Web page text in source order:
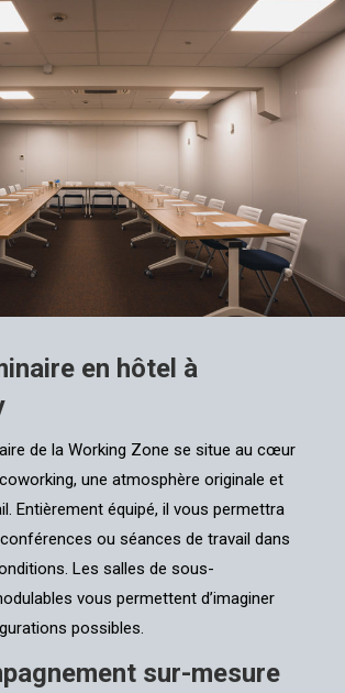
en hôtel à
de la Working Zone se situe au cœur
une atmosphère originale et
Entièrement équipé, il vous permettra
ou séances de travail dans
Les salles de sous-
vous permettent d’imaginer
possibles.
sur-mesure